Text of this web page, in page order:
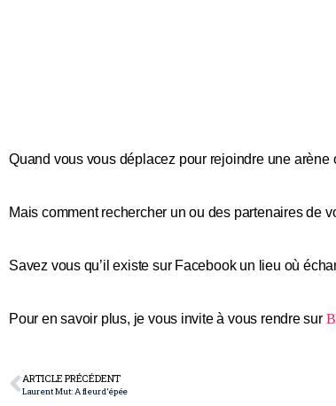
Quand vous vous déplacez pour rejoindre une
Mais comment rechercher un ou des partenaires de
Savez vous qu’il existe sur Facebook un lieu où
Pour en savoir plus, je vous invite à vous rendre sur
ARTICLE PRÉCÉDENT
Laurent Mut: A fleur d’épée